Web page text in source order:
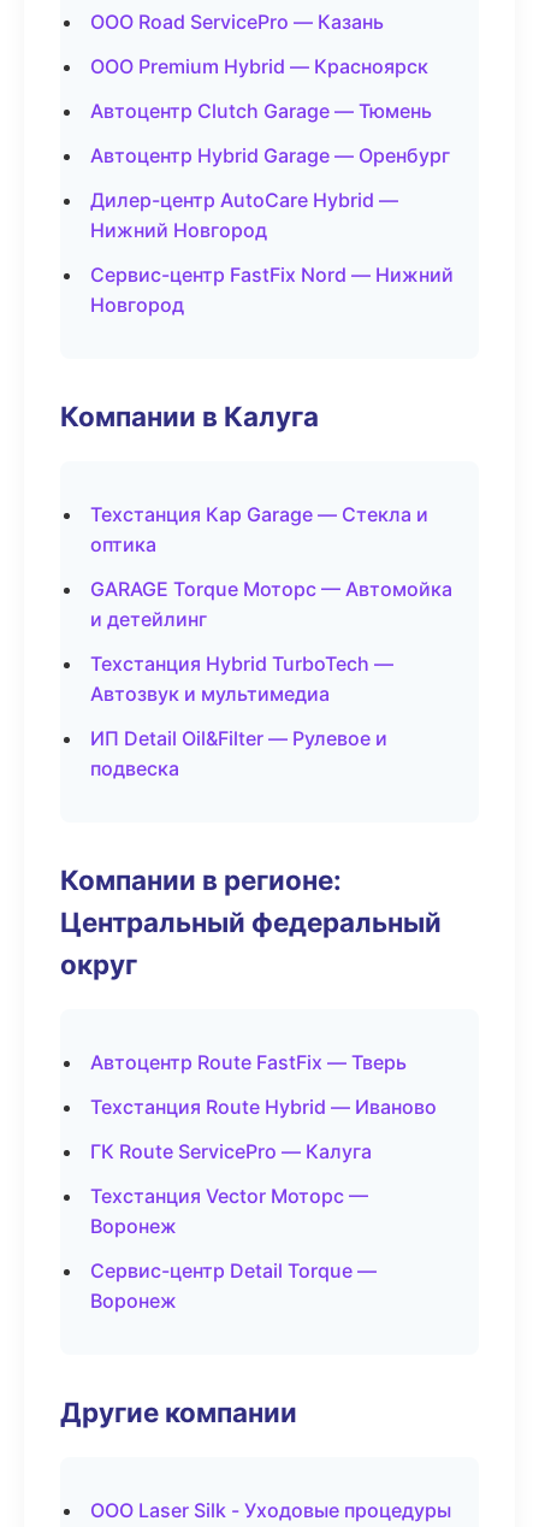
ООО Road ServicePro — Казань
ООО Premium Hybrid — Красноярск
Автоцентр Clutch Garage — Тюмень
Автоцентр Hybrid Garage — Оренбург
Дилер-центр AutoCare Hybrid —
Нижний Новгород
Сервис-центр FastFix Nord — Нижний
Новгород
Компании в Калуга
Техстанция Кар Garage — Стекла и
оптика
GARAGE Torque Моторс — Автомойка
и детейлинг
Техстанция Hybrid TurboTech —
Автозвук и мультимедиа
ИП Detail Oil&Filter — Рулевое и
подвеска
Компании в регионе:
Центральный федеральный
округ
Автоцентр Route FastFix — Тверь
Техстанция Route Hybrid — Иваново
ГК Route ServicePro — Калуга
Техстанция Vector Моторс —
Воронеж
Сервис-центр Detail Torque —
Воронеж
Другие компании
ООО Laser Silk - Уходовые процедуры